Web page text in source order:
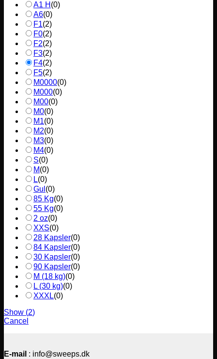
A1 H (0)
A6(0)
F1(2)
F0(2)
F2(2)
F3(2)
F4(2)
F5(2)
M0000(0)
M000(0)
M00(0)
M0(0)
M1(0)
M2(0)
M3(0)
M4(0)
S(0)
M(0)
L(0)
Gul (0)
85 Kg(0)
55 Kg(0)
2 oz(0)
XXS(0)
28 Kapsler(0)
84 Kapsler(0)
30 Kapsler(0)
90 Kapsler(0)
M (18 kg)(0)
L (30 kg)(0)
XXXL(0)
Show (2)
Cancel
E-mail : info@sweeps.dk